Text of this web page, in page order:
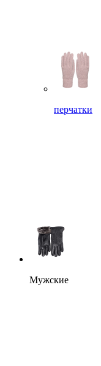
перчатки
Мужские